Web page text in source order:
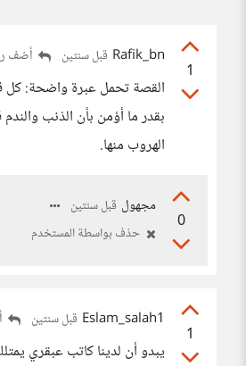
1
Rafik_bn قبل سنتين أضف
القصة تحمل عبرة واضحة: كل
بقدر ما أؤمن بأن الذنب
الهروب منها.
0
مجهول قبل سنتين
حذف بواسطة المستخدم
1
Eslam_salah1 قبل سنتين
يبدو أن لدينا كاتب عبقري